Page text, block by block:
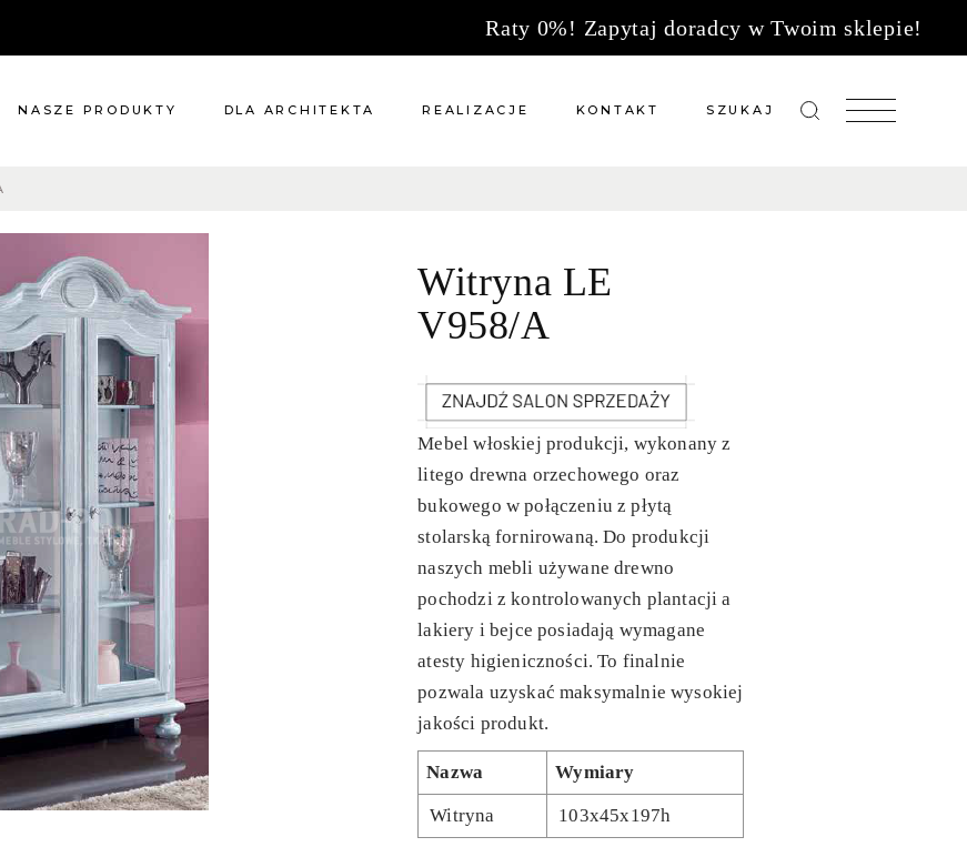
Raty 0%! Zapytaj doradcy w Twoim sklepie!
NASZE PRODUKTY
Oświetlenie
Renowacje
Kuchnie
Dodatki
Tkaniny
Katalog
DLA ARCHITEKTA REALIZACJE KONTAKT
Kuchnie
SZUKAJ
Witryna LE
V958/A
Mebel włoskiej produkcji, wykonany z
litego drewna orzechowego oraz
bukowego w połączeniu z płytą
stolarską fornirowaną. Do produkcji
naszych mebli używane drewno
pochodzi z kontrolowanych plantacji a
lakiery i bejce posiadają wymagane
atesty higieniczności. To finalnie
pozwala uzyskać maksymalnie wysokiej
jakości produkt.
Nazwa Wymiary
Witryna 103x45x197h